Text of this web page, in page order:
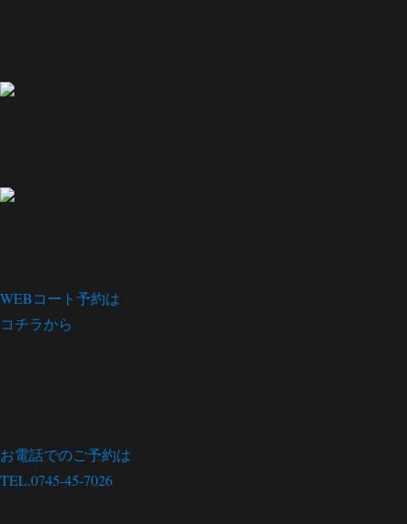
WEBコート予約は
コチラから
お電話でのご予約は
TEL.0745-45-7026